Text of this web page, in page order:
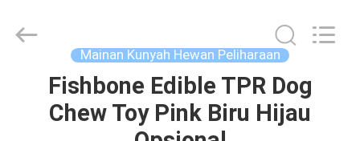
RUMAH
Pets2Go
Trading
Mainan Kunyah Hewan Peliharaan
Fishbone Edible TPR Dog
Chew Toy Pink Biru Hijau